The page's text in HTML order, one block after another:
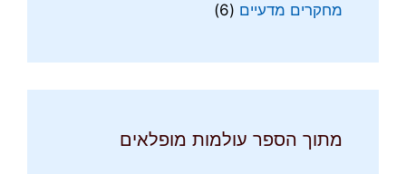
מחקרים מדעיים (6)
מתוך הספר עולמות מופלאים